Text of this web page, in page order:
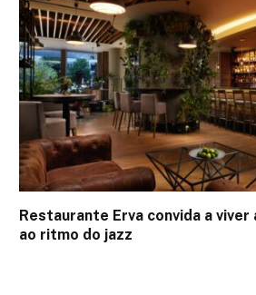
Restaurante Erva convida a
ao ritmo do jazz